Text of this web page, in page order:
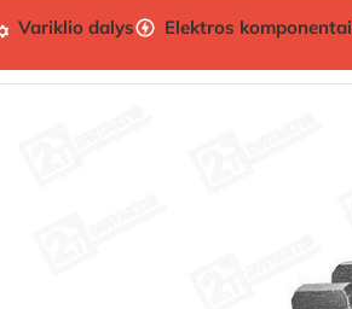
Variklio dalys Elektros komponentai